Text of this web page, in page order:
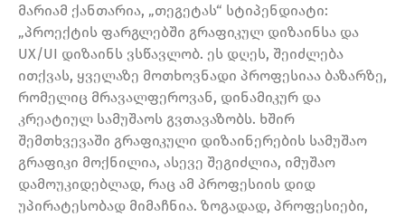
მარიამ ქანთარია, „თეგეტას“ სტიპენდიატი:
„პროექტის ფარგლებში გრაფიკულ დიზაინსა და
UX/UI დიზაინს ვსწავლობ. ეს დღეს, შეიძლება
ითქვას, ყველაზე მოთხოვნადი პროფესიაა ბაზარზე,
რომელიც მრავალფეროვან, დინამიკურ და
კრეატიულ სამუშაოს გვთავაზობს. ხშირ
შემთხვევაში გრაფიკული დიზაინერების სამუშაო
გრაფიკი მოქნილია, ასევე შეგიძლია, იმუშაო
დამოუკიდებლად, რაც ამ პროფესიის დიდ
უპირატესობად მიმაჩნია. ზოგადად, პროფესიები,